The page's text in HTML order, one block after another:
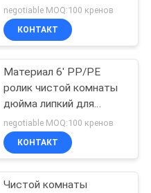
свободного липкого
легкое с ручкой
negotiable MOQ:100 кренов
КОНТАКТ
Материал 6' PP/PE
ролик чистой комнаты
дюйма липкий для
фабрики электроники
negotiable MOQ:100 кренов
КОНТАКТ
Чистой комнаты